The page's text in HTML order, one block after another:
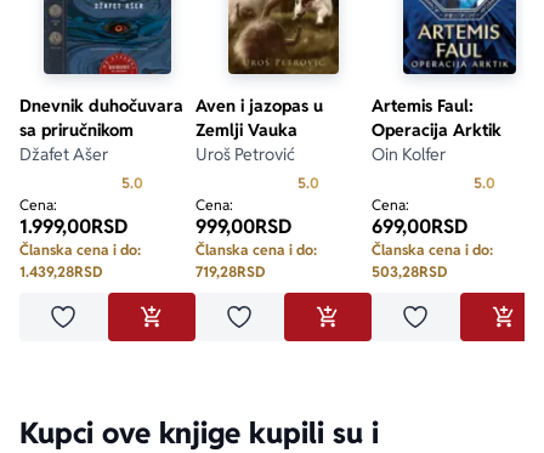
Dnevnik duhočuvara
sa priručnikom
Džafet Ašer
5.0 Prosecna ocena je 5.0 od 5
Cena:
1.999,00RSD
Članska cena i do:
1.439,28RSD
Dodaj u omiljeneDODAJ U KORPU
Aven i jazopas u
Zemlji Vauka
Uroš Petrović
5.0 Prosecna ocena je 5.0 od 5
Cena:
999,00RSD
Članska cena i do:
719,28RSD
Dodaj u omiljeneDODAJ U KORPU
Artemis Faul:
Operacija Arktik
Oin Kolfer
5.0
Cena:
699,00RSD
Članska cena i do:
503,28RSD
Dodaj u
Kupci ove knjige kupili su i